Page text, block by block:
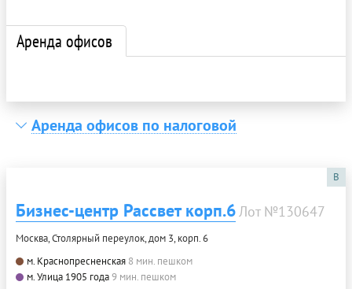
Аренда офисов
Аренда офисов по налоговой
B
Бизнес-центр Рассвет корп.6Лот №130647
Москва, Столярный переулок, дом 3, корп. 6
м. Краснопресненская 8 мин. пешком
м. Улица 1905 года9 мин. пешком